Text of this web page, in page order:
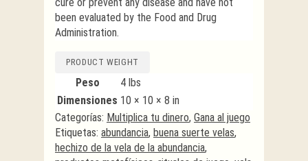
been evaluated by the Food and Drug
Administration.
PRODUCT WEIGHT
Peso
4 lbs
Dimensiones 10 × 10 × 8 in
Categorías: Multiplica tu dinero, Gana al juego
Etiquetas: abundancia, buena suerte velas,
hechizo de la vela de la abundancia,